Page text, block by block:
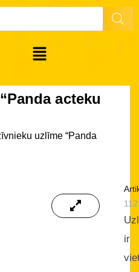
acteku
uzlīme “Panda
ir